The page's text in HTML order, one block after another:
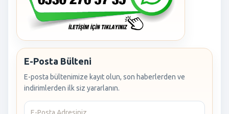
E-Posta Bülteni
E-posta bültenimize kayıt olun, son haberlerden ve
indirimlerden ilk siz yararlanın.